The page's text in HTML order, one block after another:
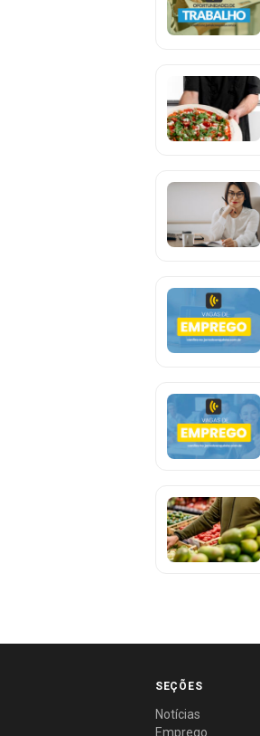
SEÇÕES
Notícias
Emprego